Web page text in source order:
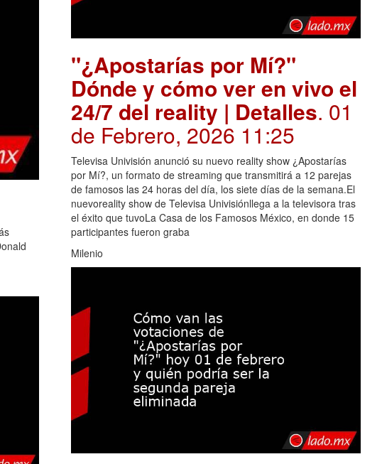
"¿Apostarías por Mí?"
Dónde y cómo ver en vivo el
24/7 del reality | Detalles. 01
de Febrero, 2026 11:25
Televisa Univisión anunció su nuevo reality show ¿Apostarías
por Mí?, un formato de streaming que transmitirá a 12 parejas
de famosos las 24 horas del día, los siete días de la semana.El
nuevoreality show de Televisa Univisiónllega a la televisora tras
el éxito que tuvoLa Casa de los Famosos México, en donde 15
participantes fueron graba
Milenio